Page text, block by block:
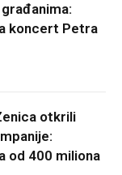
koncert Petra
otkrili
od 400 miliona